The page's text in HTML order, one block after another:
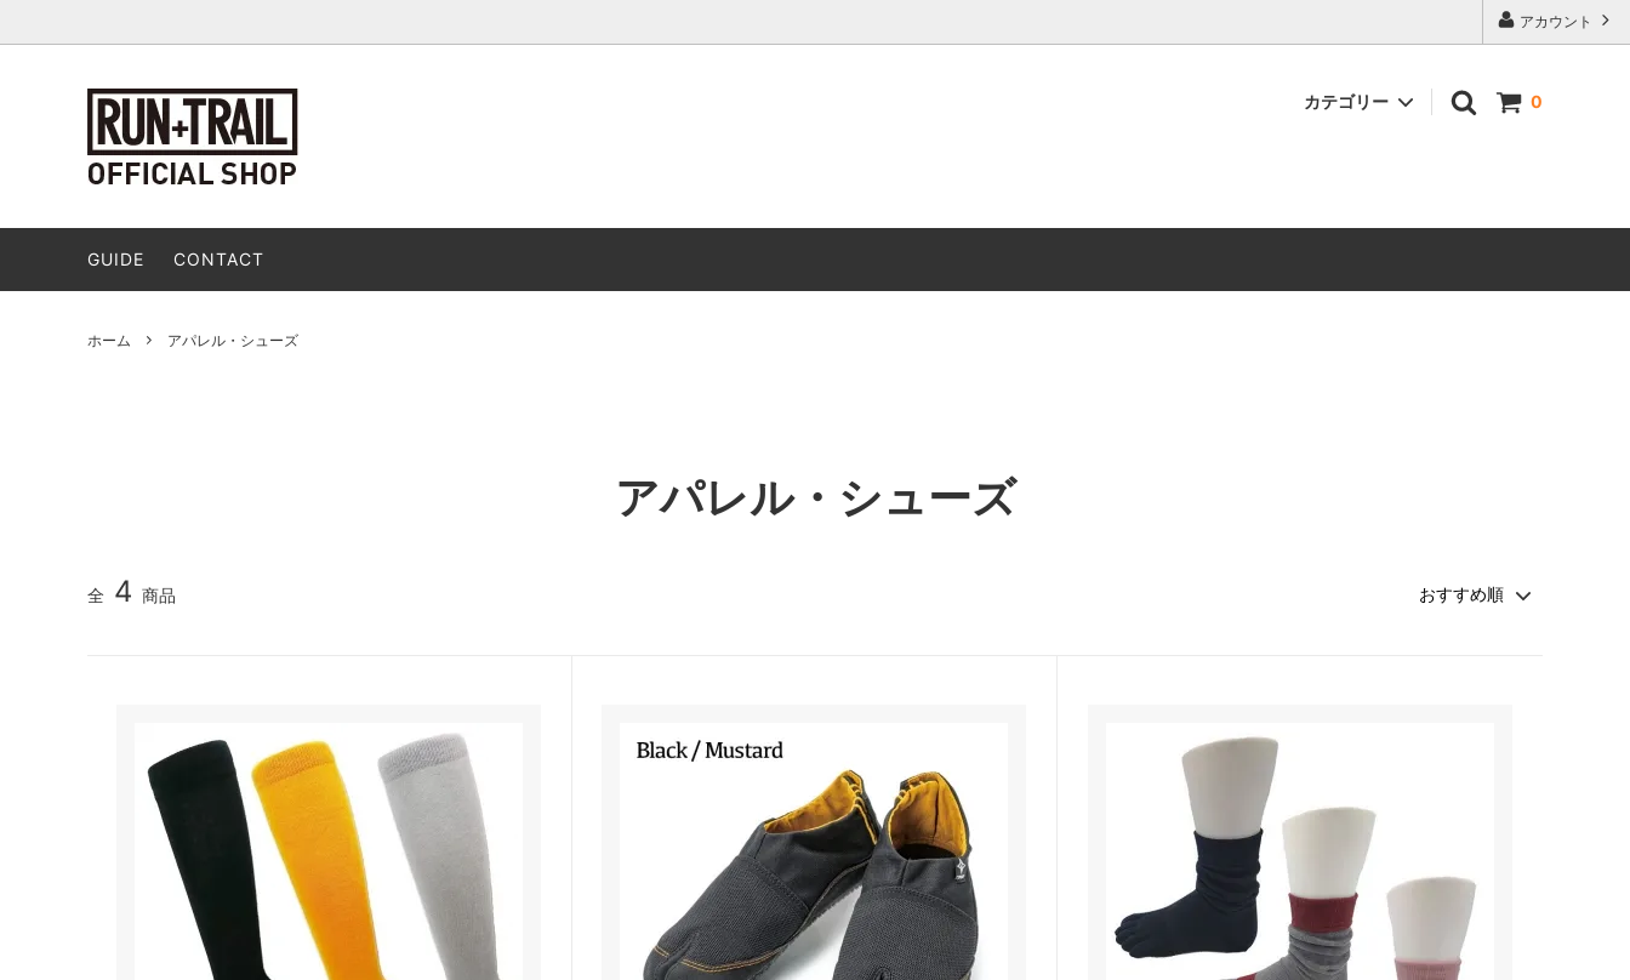
アカウント
0
カテゴリー
アパレル・シューズ
GUIDE CONTACT
ホーム アパレル・シューズ
アパレル・シューズ
全 4 商品